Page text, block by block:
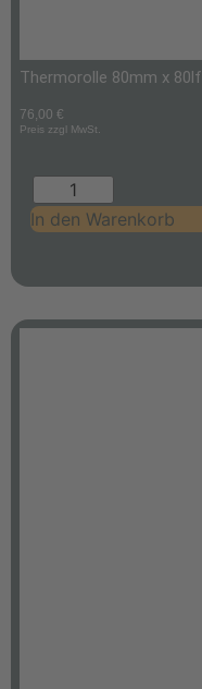
Thermorolle 80mm x
76,00 €
Preis zzgl MwSt.
In den Warenkorb